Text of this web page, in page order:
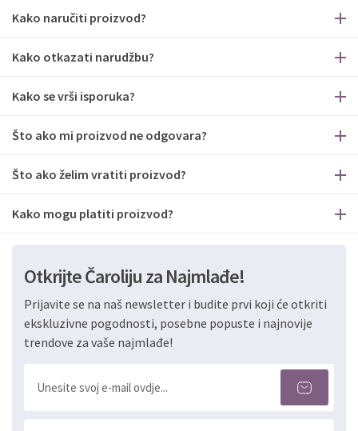
Kako naručiti proizvod?
Kako otkazati narudžbu?
Kako se vrši isporuka?
Što ako mi proizvod ne odgovara?
Što ako želim vratiti proizvod?
Kako mogu platiti proizvod?
Otkrijte Čaroliju za Najmlađe!
Prijavite se na naš newsletter i budite prvi koji će otkriti
ekskluzivne pogodnosti, posebne popuste i najnovije
trendove za vaše najmlađe!